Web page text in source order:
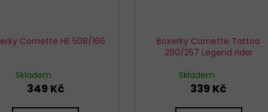
Cornette HE 508/166
Skladem
349 Kč
Boxerky Cornette Tattoo
280/257 Legend rider
Skladem
339 Kč